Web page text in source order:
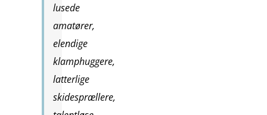
lusede
amatører,
elendige
klamphuggere,
latterlige
skidesprællere,